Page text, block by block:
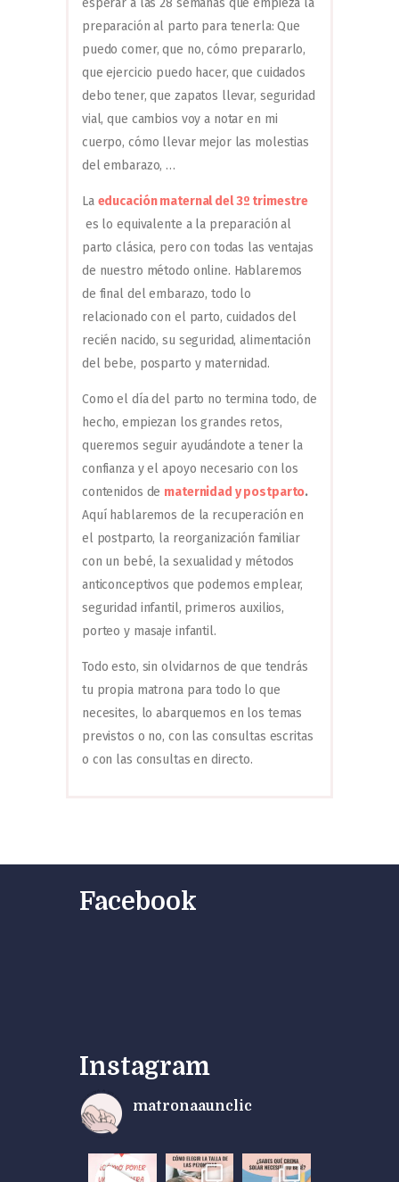
esperar a las 28 semanas que empieza la
preparación al parto para tenerla: Que
puedo comer, que no, cómo prepararlo,
que ejercicio puedo hacer, que cuidados
debo tener, que zapatos llevar, seguridad
vial, que cambios voy a notar en mi
cuerpo, cómo llevar mejor las molestias
del embarazo, …
La educación maternal del 3º trimestre
es lo equivalente a la preparación al
parto clásica, pero con todas las ventajas
de nuestro método online. Hablaremos
de final del embarazo, todo lo
relacionado con el parto, cuidados del
recién nacido, su seguridad, alimentación
del bebe, posparto y maternidad.
Como el día del parto no termina todo, de
hecho, empiezan los grandes retos,
queremos seguir ayudándote a tener la
confianza y el apoyo necesario con los
contenidos de maternidad y postparto.
Aquí hablaremos de la recuperación en
el postparto, la reorganización familiar
con un bebé, la sexualidad y métodos
anticonceptivos que podemos emplear,
seguridad infantil, primeros auxilios,
porteo y masaje infantil.
Todo esto, sin olvidarnos de que tendrás
tu propia matrona para todo lo que
necesites, lo abarquemos en los temas
previstos o no, con las consultas escritas
o con las consultas en directo.
Facebook
Instagram
matronaaunclic